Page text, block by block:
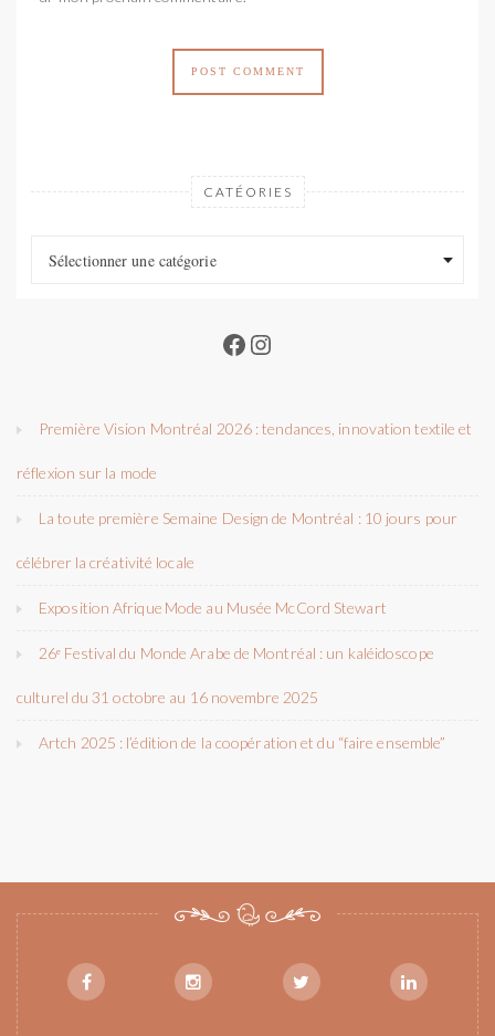
CATÉORIES
Sélectionner une catégorie
Facebook
Instagram
Première Vision Montréal 2026 : tendances, innovation textile et
réflexion sur la mode
La toute première Semaine Design de Montréal : 10 jours pour
célébrer la créativité locale
Exposition Afrique Mode au Musée McCord Stewart
26ᵉ Festival du Monde Arabe de Montréal : un kaléidoscope
culturel du 31 octobre au 16 novembre 2025
Artch 2025 : l’édition de la coopération et du “faire ensemble”